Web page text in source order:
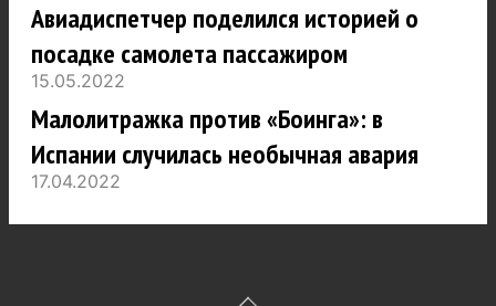
Авиадиспетчер поделился историей о
посадке самолета пассажиром
15.05.2022
Малолитражка против «Боинга»: в
Испании случилась необычная авария
17.04.2022